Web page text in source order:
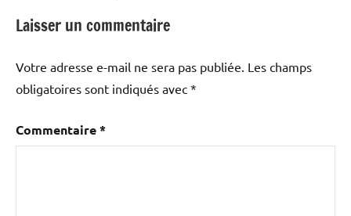
Laisser un commentaire
Votre adresse e-mail ne sera pas publiée. Les champs
obligatoires sont indiqués avec *
Commentaire*